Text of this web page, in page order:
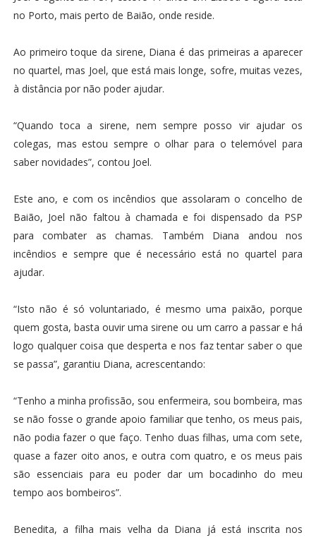
no Porto, mais perto de Baião, onde reside.
Ao primeiro toque da sirene, Diana é das primeiras a aparecer
no quartel, mas Joel, que está mais longe, sofre, muitas vezes,
à distância por não poder ajudar.
“Quando toca a sirene, nem sempre posso vir ajudar os
colegas, mas estou sempre o olhar para o telemóvel para
saber novidades”, contou Joel.
Este ano, e com os incêndios que assolaram o concelho de
Baião, Joel não faltou à chamada e foi dispensado da PSP
para combater as chamas. Também Diana andou nos
incêndios e sempre que é necessário está no quartel para
ajudar.
“Isto não é só voluntariado, é mesmo uma paixão, porque
quem gosta, basta ouvir uma sirene ou um carro a passar e há
logo qualquer coisa que desperta e nos faz tentar saber o que
se passa”, garantiu Diana, acrescentando:
“Tenho a minha profissão, sou enfermeira, sou bombeira, mas
se não fosse o grande apoio familiar que tenho, os meus pais,
não podia fazer o que faço. Tenho duas filhas, uma com sete,
quase a fazer oito anos, e outra com quatro, e os meus pais
são essenciais para eu poder dar um bocadinho do meu
tempo aos bombeiros”.
Benedita, a filha mais velha da Diana já está inscrita nos